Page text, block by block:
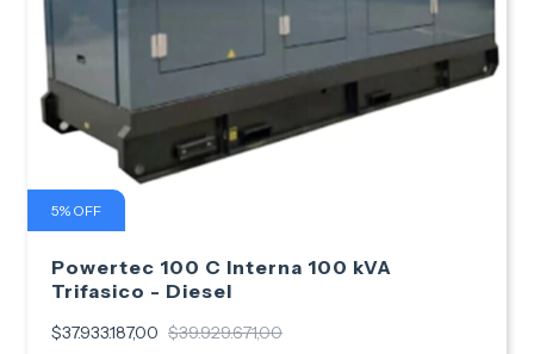
5% OFF
Powertec 100 C Interna 100 kVA
Trifasico - Diesel
$37.933.187,00 $39.929.671,00